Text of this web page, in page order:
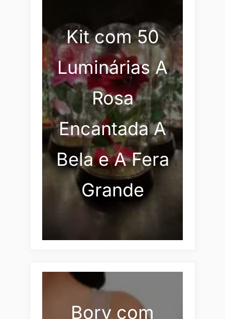
Kit com 50
Luminárias A
Rosa
Encantada A
Bela e A Fera
Grande
Bory com